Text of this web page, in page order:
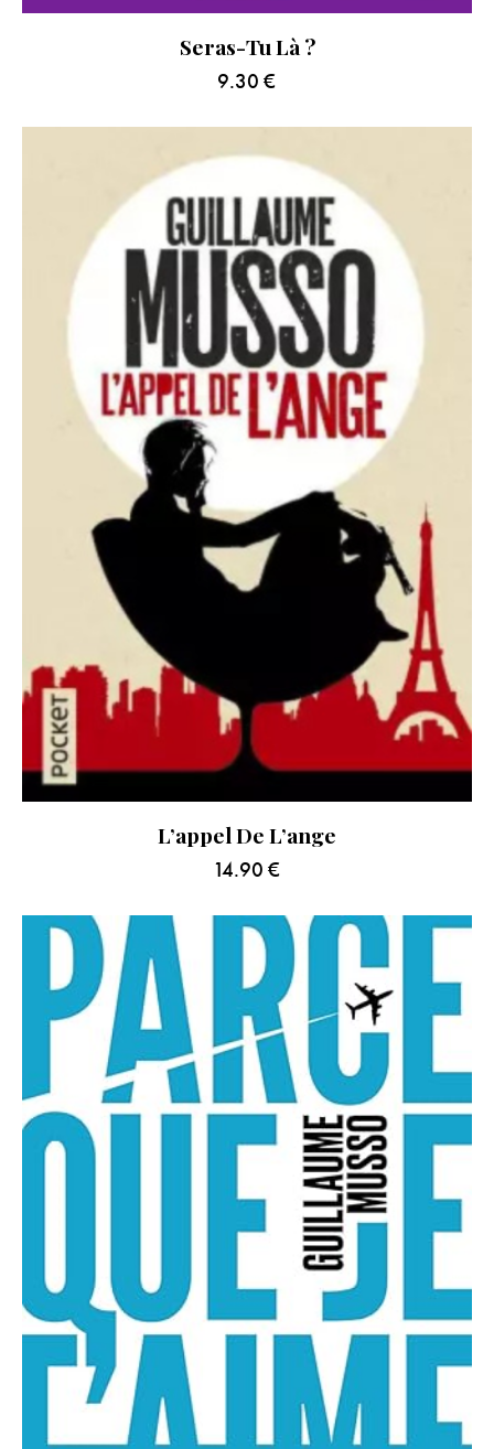
Seras-Tu Là ?
9.30 €
L’appel De L’ange
14.90 €